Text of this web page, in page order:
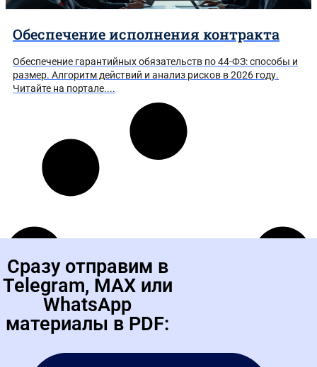
Обеспечение исполнения контракта
Обеспечение гарантийных обязательств по 44-ФЗ: способы и
размер. Алгоритм действий и анализ рисков в 2026 году.
Читайте на портале....